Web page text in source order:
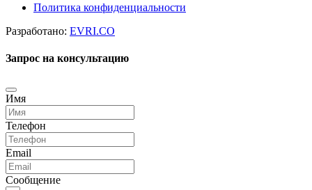
Политика конфиденциальности
Разработано: EVRI.CO
Запрос на консультацию
Имя
Телефон
Email
Сообщение